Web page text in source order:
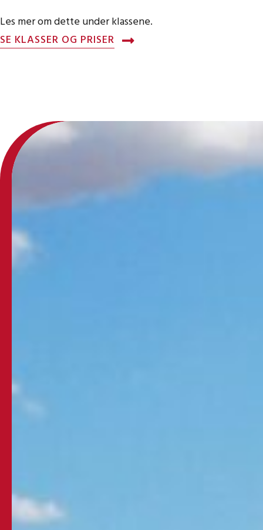
Les mer om dette under klassene.
SE KLASSER OG PRISER